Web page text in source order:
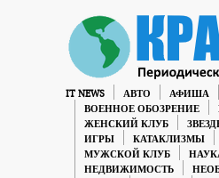
IT NEWS АВТО АФИША
ВОЕННОЕ ОБОЗРЕНИЕ
ЖЕНСКИЙ КЛУБ
ИГРЫ
КАТАКЛИЗМЫ
МУЖСКОЙ КЛУБ
НЕДВИЖИМОСТЬ